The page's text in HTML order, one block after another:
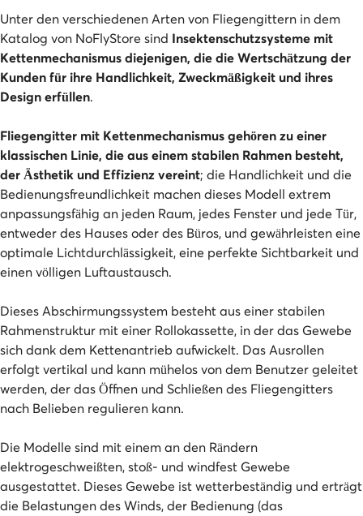
Unter den verschiedenen Arten von Fliegengittern in dem
Katalog von NoFlyStore sind Insektenschutzsysteme mit
Kettenmechanismus diejenigen, die die Wertschätzung der
Kunden für ihre Handlichkeit, Zweckmäßigkeit und ihres
Design erfüllen.
Fliegengitter mit Kettenmechanismus gehören zu einer
klassischen Linie, die aus einem stabilen Rahmen besteht,
der Ästhetik und Effizienz vereint; die Handlichkeit und die
Bedienungsfreundlichkeit machen dieses Modell extrem
anpassungsfähig an jeden Raum, jedes Fenster und jede Tür,
entweder des Hauses oder des Büros, und gewährleisten eine
optimale Lichtdurchlässigkeit, eine perfekte Sichtbarkeit und
einen völligen Luftaustausch.
Dieses Abschirmungssystem besteht aus einer stabilen
Rahmenstruktur mit einer Rollokassette, in der das Gewebe
sich dank dem Kettenantrieb aufwickelt. Das Ausrollen
erfolgt vertikal und kann mühelos von dem Benutzer geleitet
werden, der das Öffnen und Schließen des Fliegengitters
nach Belieben regulieren kann.
Die Modelle sind mit einem an den Rändern
elektrogeschweißten, stoß- und windfest Gewebe
ausgestattet. Dieses Gewebe ist wetterbeständig und erträgt
die Belastungen des Winds, der Bedienung (das